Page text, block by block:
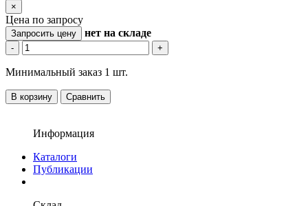
×
Цена по запросу
Запросить цену нет на складе
- +
Минимальный заказ 1 шт.
В корзину Сравнить
Информация
Каталоги
Публикации